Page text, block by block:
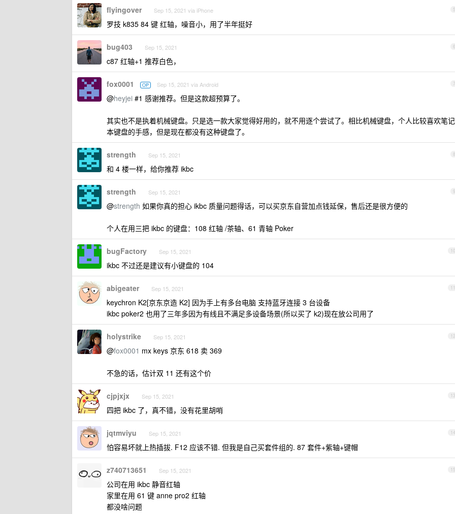
5
flyingover Sep 15, 2021 via iPhone
罗技 k835 84 键 红轴，噪音小，用了半年挺好
6
bug403 Sep 15, 2021
c87 红轴+1 推荐白色，
7
fox0001 OP Sep 15, 2021 via Android
@heyjei #1 感谢推荐。但是这款超预算了。
其实也不是执着机械键盘。只是选一款大家觉得好用的，就不用逐个尝试了。相比机械键盘，个人比较喜欢笔记
本键盘的手感，但是现在都没有这种键盘了。
8
strength Sep 15, 2021
和 4 楼一样，给你推荐 ikbc
9
strength Sep 15, 2021
@strength 如果你真的担心 ikbc 质量问题得话，可以买京东自营加点钱延保，售后还是很方便的
个人在用三把 ikbc 的键盘：108 红轴 /茶轴、61 青轴 Poker
10
bugFactory Sep 15, 2021
ikbc 不过还是建议有小键盘的 104
11
abigeater Sep 15, 2021
keychron K2[京东京造 K2] 因为手上有多台电脑 支持蓝牙连接 3 台设备
ikbc poker2 也用了三年多因为有线且不满足多设备场景(所以买了 k2)现在放公司用了
12
holystrike Sep 15, 2021
@fox0001 mx keys 京东 618 卖 369
不急的话，估计双 11 还有这个价
13
cjpjxjx Sep 15, 2021
四把 ikbc 了，真不错，没有花里胡哨
14
jqtmviyu Sep 15, 2021
怕容易坏就上热插拔. F12 应该不错. 但我是自己买套件组的. 87 套件+紫轴+键帽
15
z740713651 Sep 15, 2021
公司在用 ikbc 静音红轴
家里在用 61 键 anne pro2 红轴
都没啥问题